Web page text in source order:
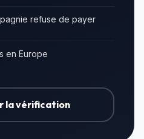
refuse de payer
en Europe
la vérification